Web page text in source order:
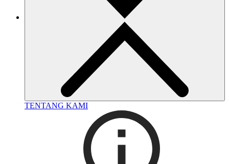
TENTANG KAMI